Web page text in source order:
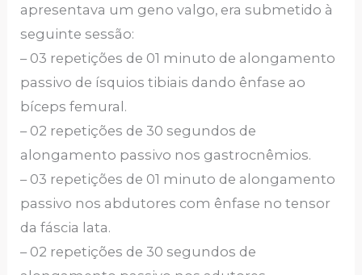
apresentava um geno valgo, era submetido à
seguinte sessão:
– 03 repetições de 01 minuto de alongamento
passivo de ísquios tibiais dando ênfase ao
bíceps femural.
– 02 repetições de 30 segundos de
alongamento passivo nos gastrocnêmios.
– 03 repetições de 01 minuto de alongamento
passivo nos abdutores com ênfase no tensor
da fáscia lata.
– 02 repetições de 30 segundos de